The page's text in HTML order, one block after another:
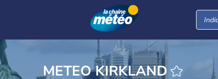
METEO KIRKLAND